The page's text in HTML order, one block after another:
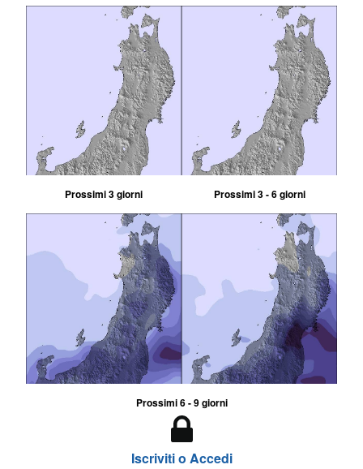
Prossimi 3 giorni Prossimi 3 - 6 giorni
Prossimi 6 - 9 giorni
Iscriviti o Accedi